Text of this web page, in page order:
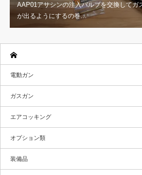
AAP01アサシンの注入バルブを交換してガ
が出るようにするの巻…
電動ガン
ガスガン
エアコッキング
オプション類
装備品